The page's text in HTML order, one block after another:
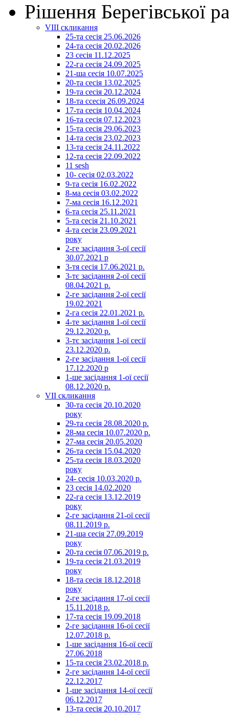
Рішення Берегівської
VIII скликання
25-та сесія 25.06.2026
24-та сесія 20.02.2026
23 сесія 11.12.2025
22-га сесія 24.09.2025
21-ша сесія 10.07.2025
20-та сесія 13.02.2025
19-та сесія 20.12.2024
18-та ссесія 26.09.2024
17-та сесія 10.04.2024
16-та сесія 07.12.2023
15-та сесія 29.06.2023
14-та сесія 23.02.2023
13-та сесія 24.11.2022
12-та сесія 22.09.2022
11 sesh
10- сесія 02.03.2022
9-та сесія 16.02.2022
8-ма сесія 03.02.2022
7-ма сесія 16.12.2021
6-та сесія 25.11.2021
5-та сесія 21.10.2021
4-та сесія 23.09.2021
року
2-ге засідання 3-ої сесії
30.07.2021 р
3-тя сесія 17.06.2021 р.
3-тє засідання 2-ої сесії
08.04.2021 р.
2-ге засідання 2-ої сесії
19.02.2021
2-га сесія 22.01.2021 р.
4-те засідання 1-ої сесії
29.12.2020 р.
3-тє засідання 1-ої сесії
23.12.2020 р.
2-ге засідання 1-ої сесії
17.12.2020 р
1-ше засідання 1-ої сесії
08.12.2020 р.
VII скликання
30-та сесія 20.10.2020
року
29-та сесія 28.08.2020 р.
28-ма сесія 10.07.2020 р.
27-ма сесія 20.05.2020
26-та сесія 15.04.2020
25-та сесія 18.03.2020
року
24- сесія 10.03.2020 р.
23 сесія 14.02.2020
22-га сесія 13.12.2019
року
2-ге засідання 21-ої сесії
08.11.2019 р.
21-ша сесія 27.09.2019
року
20-та сесія 07.06.2019 р.
19-та сесія 21.03.2019
року
18-та сесія 18.12.2018
року
2-ге засідання 17-ої сесії
15.11.2018 р.
17-та сесія 19.09.2018
2-ге засідання 16-ої сесії
12.07.2018 р.
1-ше засідання 16-ої сесії
27.06.2018
15-та сесія 23.02.2018 р.
2-ге засідання 14-ої сесії
22.12.2017
1-ше засідання 14-ої сесії
06.12.2017
13-та сесія 20.10.2017